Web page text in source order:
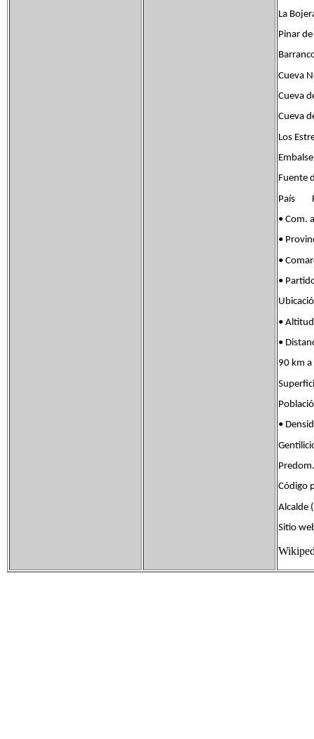
La
Pinar
Cueva
Cueva
Cueva
Los
Fuente
País
• Com.
•
•
•
•
•
90 km a
•
Código
Alcalde
Sitio